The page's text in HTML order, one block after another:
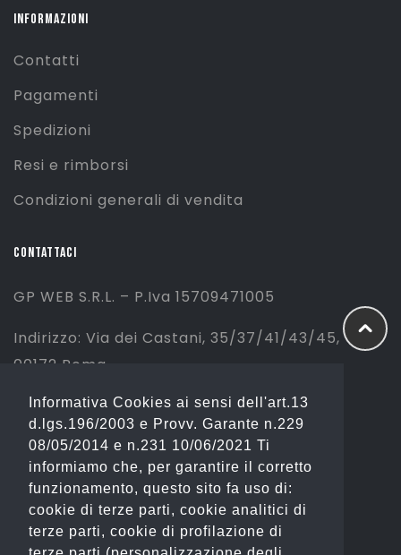
INFORMAZIONI
Contatti
Pagamenti
Spedizioni
Resi e rimborsi
Condizioni generali di vendita
CONTATTACI
GP WEB S.R.L. – P.Iva 15709471005
Indirizzo: Via dei Castani, 35/37/41/43/45,
00172 Roma
Tel: 06 2310844 (Sport) – 06 23234353
(Fashion)
Email: info@gianostore.com
ORARI
Informativa Cookies ai sensi dell'art.13
d.lgs.196/2003 e Provv. Garante n.229
08/05/2014 e n.231 10/06/2021 Ti
informiamo che, per garantire il corretto
funzionamento, questo sito fa uso di:
cookie di terze parti, cookie analitici di
terze parti, cookie di profilazione di